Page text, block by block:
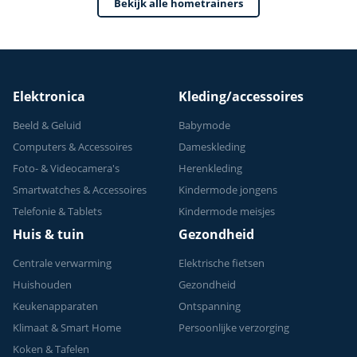
Bekijk alle hometrainers
Elektronica
Beeld & Geluid
Computers & Accessoires
Foto- & Videocamera's
Smartwatches & Accessoires
Telefonie & Tablets
Kleding/accessoires
Babymode
Dameskleding
Herenkleding
Kindermode jongens
Kindermode meisjes
Huis & tuin
Centrale verwarming
Huishouden
Keukenapparaten
Klimaat & Smart Home
Koken & Tafelen
Gezondheid
Elektrische fietsen
Gezondheid
Ontspanning
Persoonlijke verzorging